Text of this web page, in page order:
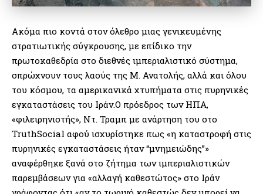
Ακόμα πιο κοντά στον όλεθρο μιας γενικευμένης
στρατιωτικής σύγκρουσης, με επίδικο την
πρωτοκαθεδρία στο διεθνές ιμπεριαλιστικό σύστημα,
σπρώχνουν τους λαούς της Μ. Ανατολής, αλλά και όλου
του κόσμου, τα αμερικανικά χτυπήματα στις πυρηνικές
εγκαταστάσεις του Ιράν.Ο πρόεδρος των ΗΠΑ,
«φιλειρηνιστής», Ντ. Τραμπ με ανάρτηση του στο
TruthSocial αφού ισχυρίστηκε πως «η καταστροφή στις
πυρηνικές εγκαταστάσεις ήταν “μνημειώδης”»
αναφέρθηκε ξανά στο ζήτημα των ιμπεριαλιστικών
παρεμβάσεων για «αλλαγή καθεστώτος» στο Ιράν